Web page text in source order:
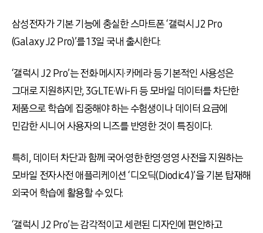
삼성전자가 기본 기능에 충실한 스마트폰 ‘갤럭시 J2 Pro
(Galaxy J2 Pro)’를 13일 국내 출시한다.
‘갤럭시 J2 Pro’는 전화·메시지·카메라 등 기본적인 사용성은
그대로 지원하지만, 3G·LTE·Wi-Fi 등 모바일 데이터를 차단한
제품으로 학습에 집중해야 하는 수험생이나 데이터 요금에
민감한 시니어 사용자의 니즈를 반영한 것이 특징이다.
특히, 데이터 차단과 함께 국어·영한·한영·영영 사전을 지원하는
모바일 전자사전 애플리케이션 ‘디오딕(Diodic4)’을 기본 탑재해
외국어 학습에 활용할 수 있다.
‘갤럭시 J2 Pro’는 감각적이고 세련된 디자인에 편안하고